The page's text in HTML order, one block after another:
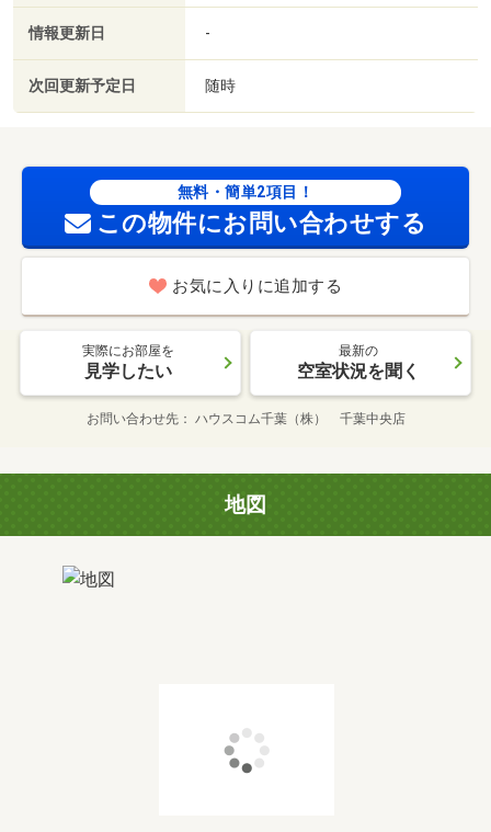
情報更新日 -
次回更新予定日 随時
無料・簡単2項目！
この物件にお問い合わせする
お気に入りに追加する
実際にお部屋を
見学したい
最新の
空室状況を聞く
お問い合わせ先 ハウスコム千葉（株） 千葉中央店
地図